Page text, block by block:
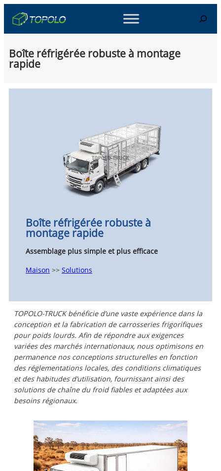
Search
Boîte réfrigérée robuste à montage
rapide
Boîte réfrigérée robuste à
montage rapide
Assemblage plus simple et plus efficace
Maison >> Solutions
TOPOLO-TRUCK bénéficie d’une vaste expérience dans la
conception et la fabrication de carrosseries frigorifiques
pour poids lourds. Afin de répondre aux exigences
variées des marchés internationaux, nous optimisons en
permanence nos conceptions structurelles en fonction
des réglementations locales, des conditions climatiques
et des habitudes d’utilisation, fournissant ainsi des
solutions de chaîne du froid fiables et adaptées aux
besoins régionaux.